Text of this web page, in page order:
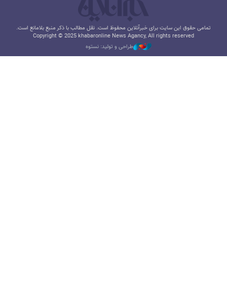
تمامی حقوق این سایت برای خبرآنلاین محفوظ است. نقل مطالب با ذکر منبع بلامانع است.
Copyright © 2025 khabaronline News Agancy, All rights reserved
طراحی و تولید: نستوه